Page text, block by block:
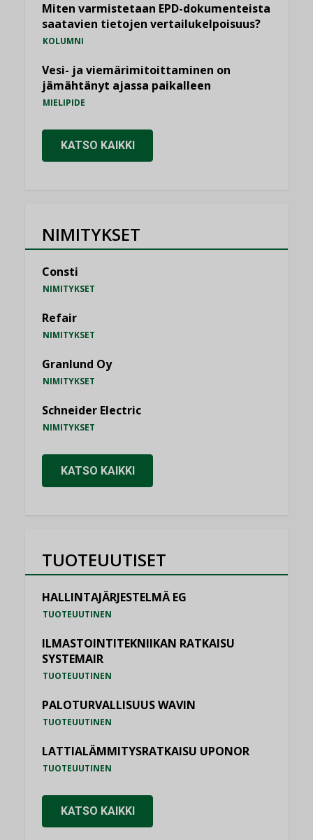
Miten varmistetaan EPD-dokumenteista
saatavien tietojen vertailukelpoisuus?
KOLUMNI
Vesi- ja viemärimitoittaminen on
jämähtänyt ajassa paikalleen
MIELIPIDE
KATSO KAIKKI
NIMITYKSET
Consti
NIMITYKSET
Refair
NIMITYKSET
Granlund Oy
NIMITYKSET
Schneider Electric
NIMITYKSET
KATSO KAIKKI
TUOTEUUTISET
HALLINTAJÄRJESTELMÄ EG
TUOTEUUTINEN
ILMASTOINTITEKNIIKAN RATKAISU
SYSTEMAIR
TUOTEUUTINEN
PALOTURVALLISUUS WAVIN
TUOTEUUTINEN
LATTIALÄMMITYSRATKAISU UPONOR
TUOTEUUTINEN
KATSO KAIKKI